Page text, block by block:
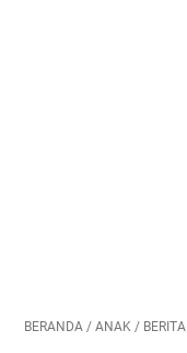
BERANDA / ANAK / BERITA